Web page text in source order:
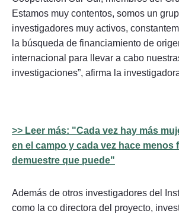
Estamos muy contentos, somos un
investigadores muy activos,
la búsqueda de financiamiento de
internacional para llevar a cabo
investigaciones”, afirma la
>> Leer más: "Cada vez hay más
en el campo y cada vez hace menos
demuestre que puede"
Además de otros investigadores del
como la co directora del proyecto,